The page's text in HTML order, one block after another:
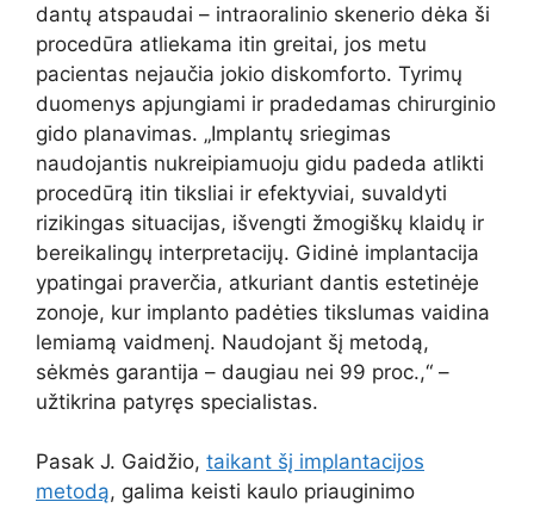
dantų atspaudai – intraoralinio skenerio dėka ši
procedūra atliekama itin greitai, jos metu
pacientas nejaučia jokio diskomforto. Tyrimų
duomenys apjungiami ir pradedamas chirurginio
gido planavimas. „Implantų sriegimas
naudojantis nukreipiamuoju gidu padeda atlikti
procedūrą itin tiksliai ir efektyviai, suvaldyti
rizikingas situacijas, išvengti žmogiškų klaidų ir
bereikalingų interpretacijų. Gidinė implantacija
ypatingai praverčia, atkuriant dantis estetinėje
zonoje, kur implanto padėties tikslumas vaidina
lemiamą vaidmenį. Naudojant šį metodą,
sėkmės garantija – daugiau nei 99 proc.,“ –
užtikrina patyręs specialistas.
Pasak J. Gaidžio, taikant šį implantacijos
metodą, galima keisti kaulo priauginimo